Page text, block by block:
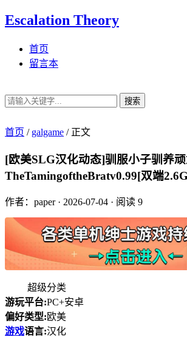
Escalation Theory
首页
留言本
搜索
首页 / galgame /正文
[欧美SLG汉化动态]驯服小子驯养
TheTamingoftheBratv0.99[双端
作者：paper· 2026-07-04 · 阅读 9
超级分类
游玩平台:PC+安卓
偏好类型:欧美
游戏语言:汉化